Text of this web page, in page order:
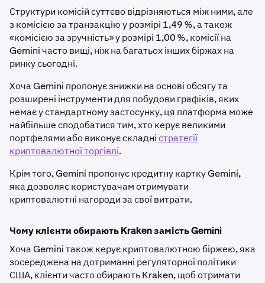
Структури комісій суттєво відрізняються між ними, але
з комісією за транзакцію у розмірі 1,49 %, а також
«комісією за зручність» у розмірі 1,00 %, комісії на
Gemini часто вищі, ніж на багатьох інших біржах на
ринку сьогодні.
Хоча Gemini пропонує знижки на основі обсягу та
розширені інструменти для побудови графіків, яких
немає у стандартному застосунку, ця платформа може
найбільше сподобатися тим, хто керує великими
портфелями або виконує складністратегії
криптовалютної торгівлі.
Крім того, Gemini пропонує кредитну картку Gemini,
яка дозволяє користувачам отримувати
криптовалютні нагороди за свої витрати.
Чому клієнти обирають Kraken замість Gemini
Хоча Gemini також керує криптовалютною біржею, яка
зосереджена на дотриманні регуляторної політики
США, клієнти часто обирають Kraken, щоб отримати